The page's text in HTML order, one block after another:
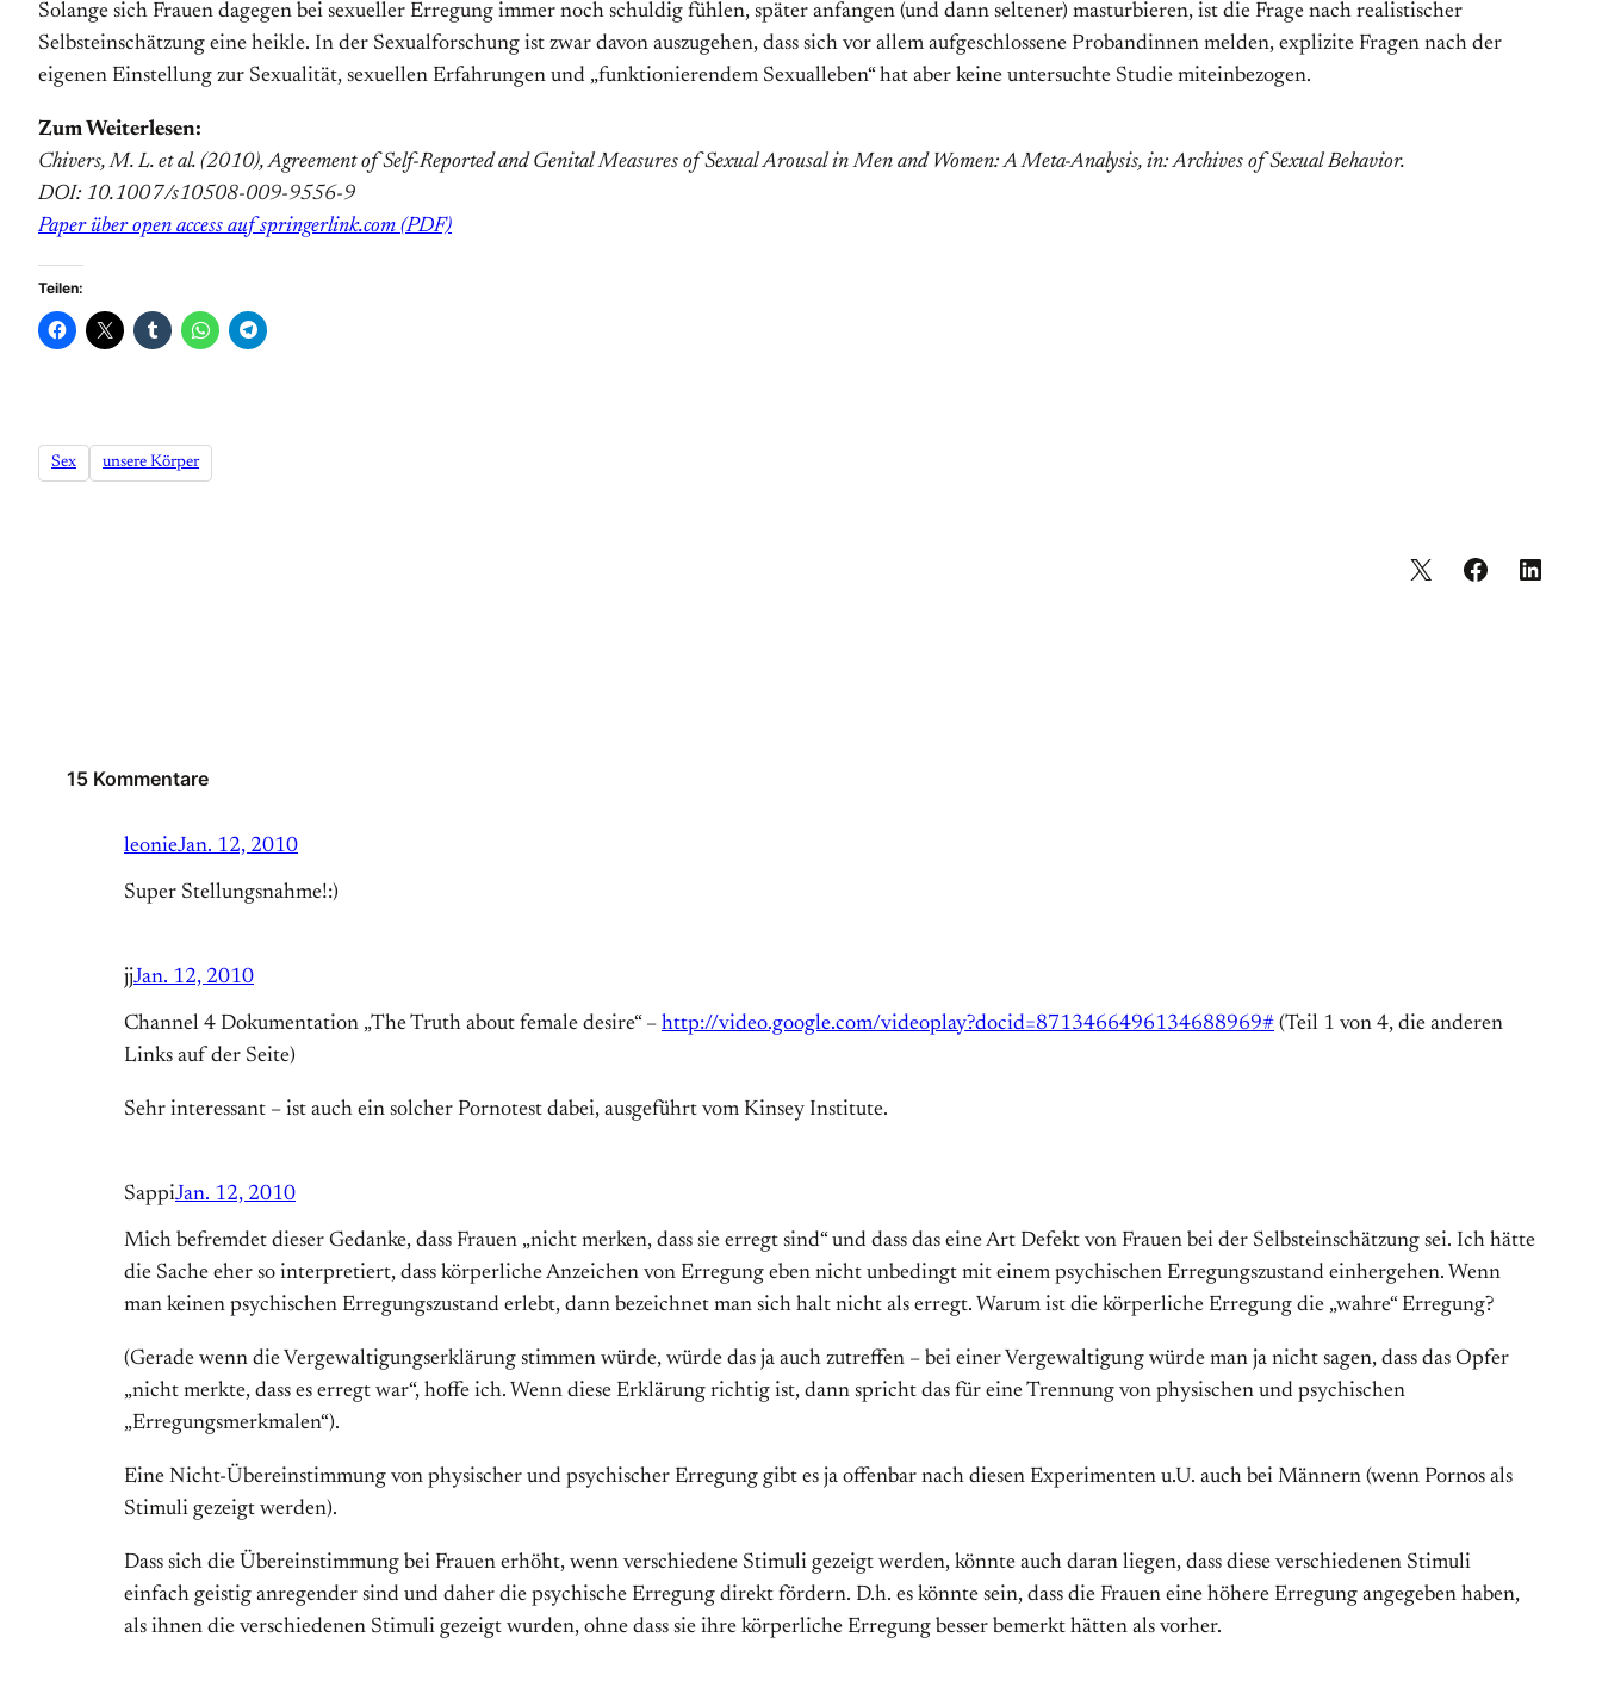
Solange sich Frauen dagegen bei sexueller Erregung immer noch schuldig fühlen, später anfangen (und dann seltener) masturbieren, ist die Frage nach realistischer
Selbsteinschätzung eine heikle. In der Sexualforschung ist zwar davon auszugehen, dass sich vor allem aufgeschlossene Probandinnen melden, explizite Fragen nach der
eigenen Einstellung zur Sexualität, sexuellen Erfahrungen und „funktionierendem Sexualleben“ hat aber keine untersuchte Studie miteinbezogen.
Zum Weiterlesen:
Chivers, M. L. et al. (2010), Agreement of Self-Reported and Genital Measures of Sexual Arousal in Men and Women: A Meta-Analysis, in: Archives of Sexual Behavior.
DOI: 10.1007/s10508-009-9556-9
Paper über open access auf springerlink.com (PDF)
Teilen:
Sex unsere Körper
15 Kommentare
leonieJan. 12, 2010
Super Stellungsnahme!:)
jjJan. 12, 2010
Channel 4 Dokumentation „The Truth about female desire“ – http://video.google.com/videoplay?docid=8713466496134688969# (Teil 1 von 4, die anderen
Links auf der Seite)
Sehr interessant – ist auch ein solcher Pornotest dabei, ausgeführt vom Kinsey Institute.
SappiJan. 12, 2010
Mich befremdet dieser Gedanke, dass Frauen „nicht merken, dass sie erregt sind“ und dass das eine Art Defekt von Frauen bei der Selbsteinschätzung sei. Ich hätte
die Sache eher so interpretiert, dass körperliche Anzeichen von Erregung eben nicht unbedingt mit einem psychischen Erregungszustand einhergehen. Wenn
man keinen psychischen Erregungszustand erlebt, dann bezeichnet man sich halt nicht als erregt. Warum ist die körperliche Erregung die „wahre“ Erregung?
(Gerade wenn die Vergewaltigungserklärung stimmen würde, würde das ja auch zutreffen – bei einer Vergewaltigung würde man ja nicht sagen, dass das Opfer
„nicht merkte, dass es erregt war“, hoffe ich. Wenn diese Erklärung richtig ist, dann spricht das für eine Trennung von physischen und psychischen
„Erregungsmerkmalen“).
Eine Nicht-Übereinstimmung von physischer und psychischer Erregung gibt es ja offenbar nach diesen Experimenten u.U. auch bei Männern (wenn Pornos als
Stimuli gezeigt werden).
Dass sich die Übereinstimmung bei Frauen erhöht, wenn verschiedene Stimuli gezeigt werden, könnte auch daran liegen, dass diese verschiedenen Stimuli
einfach geistig anregender sind und daher die psychische Erregung direkt fördern. D.h. es könnte sein, dass die Frauen eine höhere Erregung angegeben haben,
als ihnen die verschiedenen Stimuli gezeigt wurden, ohne dass sie ihre körperliche Erregung besser bemerkt hätten als vorher.